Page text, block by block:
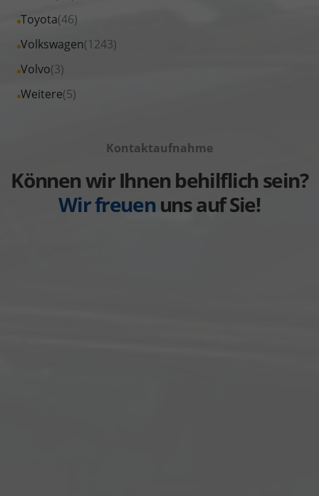
anzeigen
Skoda
anzeigen
Fahrzeuge
Suzuki
anzeigen
Toyota(46)
Alle
Fahrzeuge
Toyota
anzeigen
Volkswagen(1243)
Alle
Fahrzeuge
Volkswagen
Volvo(3)
Alle
Fahrzeuge
Weitere(5)
Alle
anzeigen
Kontaktaufnahme
Können wir Ihnen behilflich sein?
Wir freuenuns auf Sie!